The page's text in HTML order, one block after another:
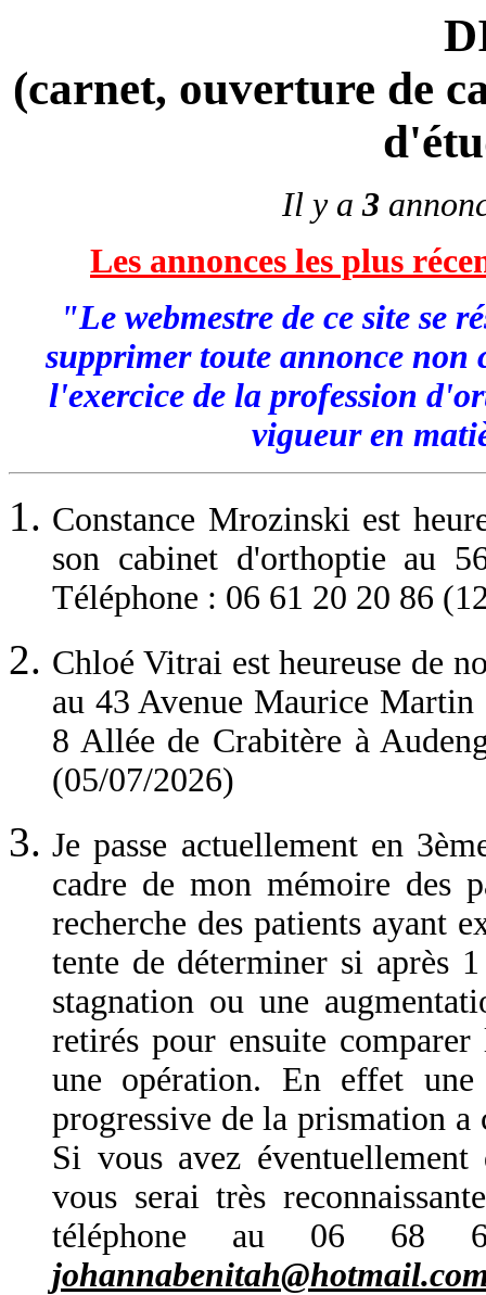
(carnet, ouverture de
Il y a3
Les annonces les plus
"Le webmestre de ce site se
supprimer toute annonce non
l'exercice de la profession
vigueur en
Constance Mrozinski est
son cabinet d'orthoptie au
Téléphone : 06 61 20 20 86
Chloé Vitrai est heureuse de
au 43 Avenue Maurice
8 Allée de Crabitère à
(05/07/2026)
Je passe actuellement en
cadre de mon mémoire des
recherche des patients ayant
tente de déterminer si après
stagnation ou une
retirés pour ensuite
une opération. En effet
progressive de la prismation
Si vous avez
vous serai très
téléphone au 06